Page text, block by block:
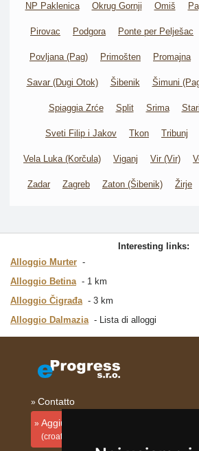
NP Paklenica Okrug Gornji Omiš
Pirovac Podgora Ponte per Pelješac
Povljana (Pag) Primošten Promajna
Savar (Dugi Otok) Šibenik Šimuni
Spiaggia Zrće Split Srima
Sveti Filip i Jakov Tkon Tribunj
Vela Luka (Korčula) Viganj Vir (Vir)
Zadar Zagreb Zaton (Šibenik) Žirje
Interesting links:
Alloggio Murter
Alloggio Betina
1 km
Alloggio Čigrađa
3 km
Alloggio Dalmazia
Lista di alloggi
Contatto
Aggiungi la tua sistemazione
(croato)